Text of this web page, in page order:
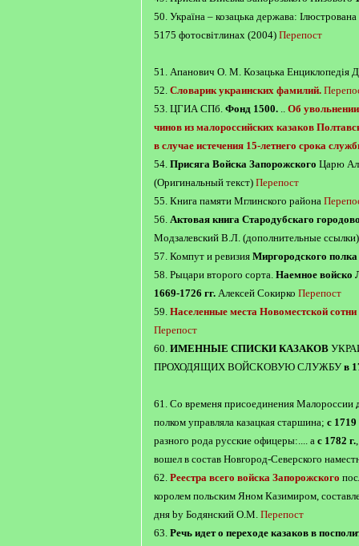
50. Україна – козацька держава: Ілюстрована
5175 фотосвітлинах (2004) Перепост
51. Апанович О. М. Козацька Енциклопедія
52. Словарик украинских фамилий.
53. ЦГИА СПб. Фонд 1500. .. Об
чинов из малороссийских казаков
в случае истечения 15-летнего срока
54. Присяга Войска Запорожского Царю
(Оригинальный текст) Перепост
55. Книга памяти Мглинского района
56. Актовая книга Стародубскаго
Модзалевский В.Л. (дополнительные
57. Компут и ревизия Миргородского полка
58. Рыцари второго сорта. Наемное войско
1669-1726 гг. Алексей Сокирко Перепост
59. Населенные места Новоместской
Перепост
60. ИМЕННЫЕ СПИСКИ КАЗАКОВ
ПРОХОДЯЩИХ ВОЙСКОВУЮ СЛУЖБУ в
61. Со временя присоединения Малороссии
полком управляла казацкая старшина; с 1719
разного рода русские офицеры:.... а с 1782 г.
вошел в состав Новгород-Северского
62. Реестра всего войска Запорожского
королем польским Яном Казимиром,
дня by Бодянский О.М. Перепост
63. Речь идет о переходе казаков в